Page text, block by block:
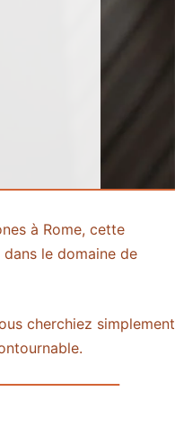
à Rome, cette
le domaine de
cherchiez simplement